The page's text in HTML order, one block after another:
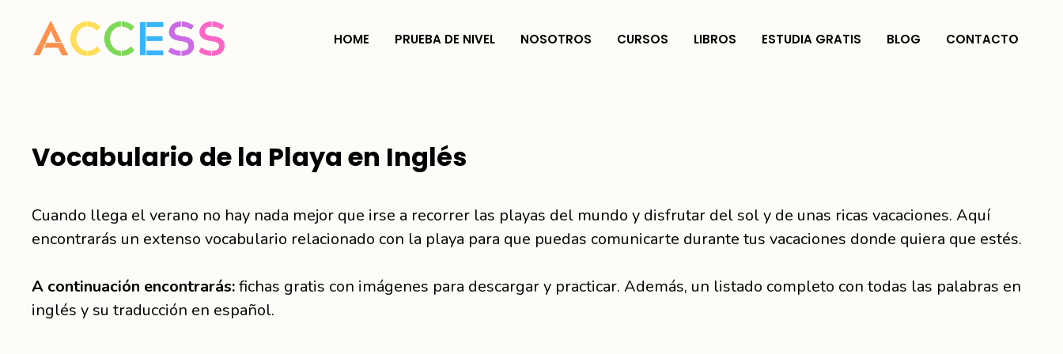
contenido
HOME PRUEBA DE NIVEL NOSOTROS CURSOS LIBROS ESTUDIA GRATIS BLOG CONTACTO
Vocabulario de la Playa en Inglés
Cuando llega el verano no hay nada mejor que irse a recorrer las playas del mundo y disfrutar del sol y de unas ricas vacaciones. Aquí
encontrarás un extenso vocabulario relacionado con la playa para que puedas comunicarte durante tus vacaciones donde quiera que estés.
A continuación encontrarás:fichas gratis con imágenes para descargar y practicar. Además, un listado completo con todas las palabras en
inglés y su traducción en español.